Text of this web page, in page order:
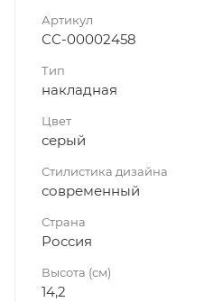
Артикул
СС-00002458
Тип
накладная
Цвет
серый
Стилистика дизайна
современный
Страна
Россия
Высота (см)
14,2